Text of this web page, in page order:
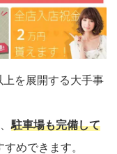
を展開する大手事
駐車場も完備して
めできます。